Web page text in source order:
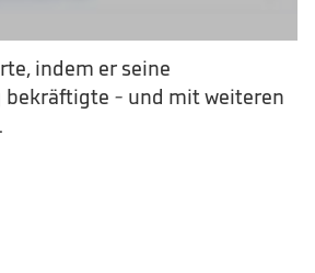
indem er seine
bekräftigte - und mit weiteren